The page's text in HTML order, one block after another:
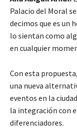
Palacio del Moral
decimos que es un
lo sientan como
en cualquier
Con esta
una nueva
eventos en la
la integración con
diferenciadores.